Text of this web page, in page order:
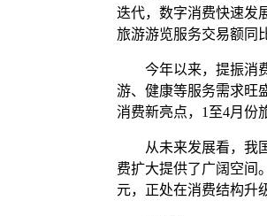
迭代，数字消费快速发
旅游游览服务交易额同
今年以来，提振消费
游、健康等服务需求旺
消费新亮点，1至4月份
从未来发展看，我国
费扩大提供了广阔空间
元，正处在消费结构升